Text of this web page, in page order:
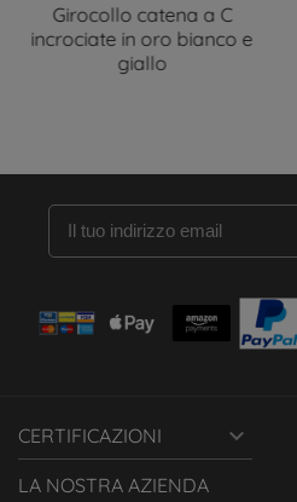
Girocollo catena a C
incrociate in oro bianco e
giallo
CERTIFICAZIONI 
LA NOSTRA AZIENDA